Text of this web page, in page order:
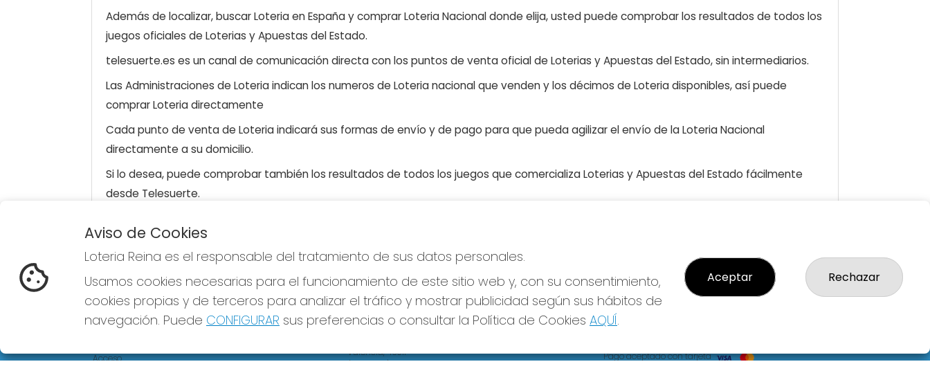
Además de localizar, buscar Loteria en España y comprar Loteria Nacional donde elija, usted puede comprobar los resultados de todos los
juegos oficiales de Loterias y Apuestas del Estado.
telesuerte.es es un canal de comunicación directa con los puntos de venta oficial de Loterias y Apuestas del Estado, sin intermediarios.
Las Administraciones de Loteria indican los numeros de Loteria nacional que venden y los décimos de Loteria disponibles, así puede
comprar Loteria directamente
Cada punto de venta de Loteria indicará sus formas de envío y de pago para que pueda agilizar el envío de la Loteria Nacional
directamente a su domicilio.
Si lo desea, puede comprobar también los resultados de todos los juegos que comercializa Loterias y Apuestas del Estado fácilmente
desde Telesuerte.
LOTERIA REINA
¿Quiénes somos?
Resultados
Contacto
Empresas
Acceso
CONTACTO
ADMINISTRACION DE LOTERIAS Nº4 VALENCIA -
Receptor Oficial 83370
963550150
info@loteriareina.com
Valencia, 46011
Aviso Legal
Política de Privacidad
Política de Cookies
Condiciones de Compra
Pago aceptado con tarjeta
Aviso de Cookies
Loteria Reina es el responsable del tratamiento de sus datos personales.
Usamos cookies necesarias para el funcionamiento de este sitio web y, con su consentimiento,
cookies propias y de terceros para analizar el tráfico y mostrar publicidad según sus hábitos de
navegación. Puede CONFIGURAR sus preferencias o consultar la Política de Cookies AQUÍ.
Aceptar Rechazar